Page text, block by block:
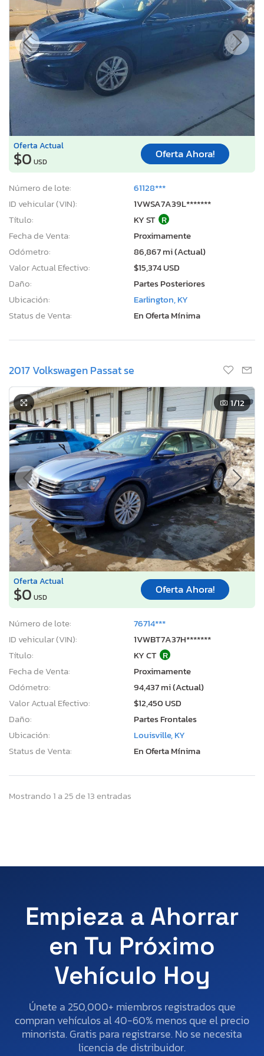
Oferta Actual
$0 USD
Oferta Ahora!
Número de lote:
61128***
ID vehicular (VIN):
1VWSA7A39L*******
Título:
KY ST R
Fecha de Venta:
Proximamente
Odómetro:
86,867 mi (Actual)
Valor Actual Efectivo:
$15,374 USD
Daño:
Partes Posteriores
Ubicación:
Earlington, KY
Status de Venta:
En Oferta Mínima
2017 Volkswagen Passat se
1/12
Oferta Actual
$0 USD
Oferta Ahora!
Número de lote:
76714***
ID vehicular (VIN):
1VWBT7A37H*******
Título:
KY CT R
Fecha de Venta:
Proximamente
Odómetro:
94,437 mi (Actual)
Valor Actual Efectivo:
$12,450 USD
Daño:
Partes Frontales
Ubicación:
Louisville, KY
Status de Venta:
En Oferta Mínima
Mostrando 1 a 25 de 13 entradas
Empieza a Ahorrar
en Tu Próximo
Vehículo Hoy
Únete a 250,000+ miembros registrados que
compran vehículos al 40-60% menos que el precio
minorista. Gratis para registrarse. No se necesita
licencia de distribuidor.